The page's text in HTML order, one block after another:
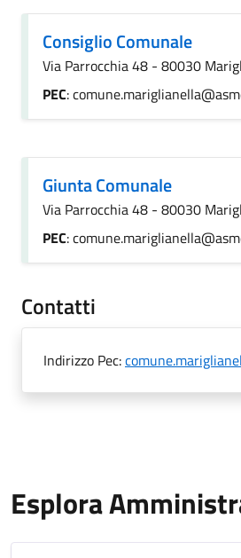
Consiglio Comunale
Via Parrocchia 48 - 80030
PEC:
Giunta Comunale
Via Parrocchia 48 - 80030
PEC:
Contatti
Indirizzo Pec:
Esplora